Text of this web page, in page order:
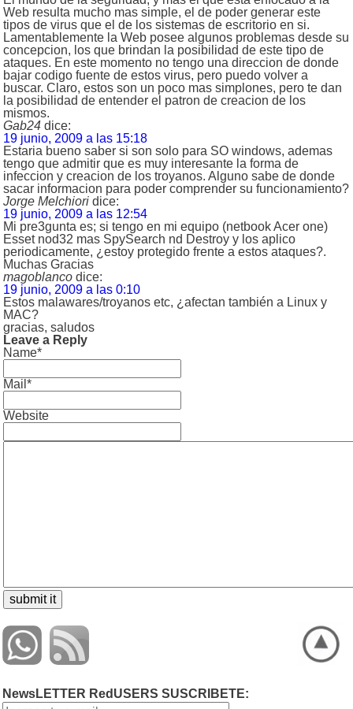
Web resulta mucho mas simple, el de poder generar este
tipos de virus que el de los sistemas de escritorio en si.
Lamentablemente la Web posee algunos problemas desde su
concepcion, los que brindan la posibilidad de este tipo de
ataques. En este momento no tengo una direccion de donde
bajar codigo fuente de estos virus, pero puedo volver a
buscar. Claro, estos son un poco mas simplones, pero te dan
la posibilidad de entender el patron de creacion de los
mismos.
Gab24 dice:
19 junio, 2009 a las 15:18
Estaria bueno saber si son solo para SO windows, ademas
tengo que admitir que es muy interesante la forma de
infeccion y creacion de los troyanos. Alguno sabe de donde
sacar informacion para poder comprender su funcionamiento?
Jorge Melchiori dice:
19 junio, 2009 a las 12:54
Mi pre3gunta es; si tengo en mi equipo (netbook Acer one)
Esset nod32 mas SpySearch nd Destroy y los aplico
periodicamente, ¿estoy protegido frente a estos ataques?.
Muchas Gracias
magoblanco dice:
19 junio, 2009 a las 0:10
Estos malawares/troyanos etc, ¿afectan también a Linux y
MAC?
gracias, saludos
Leave a Reply
Name*
Mail*
Website
NewsLETTER RedUSERS SUSCRIBETE: